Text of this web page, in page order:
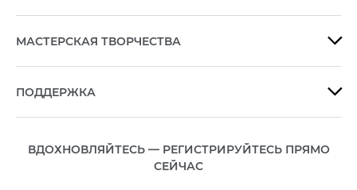
МАСТЕРСКАЯ ТВОРЧЕСТВА 
ПОДДЕРЖКА 
ВДОХНОВЛЯЙТЕСЬ — РЕГИСТРИРУЙТЕСЬ ПРЯМО
СЕЙЧАС